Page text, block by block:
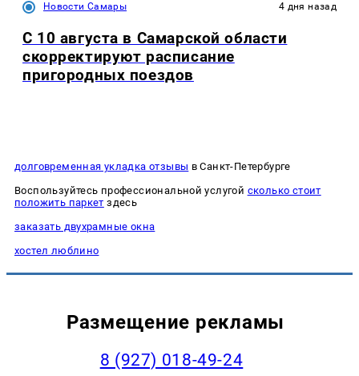
Новости Самары 4 дня назад
С 10 августа в Самарской области
скорректируют расписание
пригородных поездов
долговременная укладка отзывы в Санкт-Петербурге
Воспользуйтесь профессиональной услугой сколько стоит
положить паркет здесь
заказать двухрамные окна
хостел люблино
Размещение рекламы
8 (927) 018-49-24